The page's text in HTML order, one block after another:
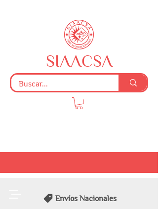
Envíos Nacionales
SIAACSA